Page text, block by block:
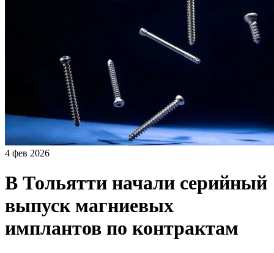
4 фев 2026
В Тольятти начали серийный
выпуск магниевых
имплантов по контрактам